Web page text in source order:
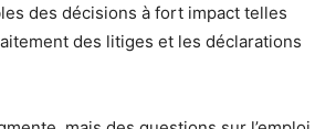
des décisions à fort impact telles
des litiges et les déclarations